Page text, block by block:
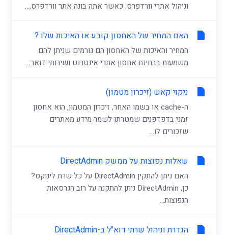
וניהול אתרי וורדפרס. כאשר אתה בונה אתר וורדפרס,...
האם המחיר של האחסון קובע או האיכות שלו ?
המחיר והאיכות של האחסון הם גורמים שניתן להם
משמעות בבחינת אחסון אתרי אינטרנט ושירותי דואר...
ניקוי קאש (זיכרון מטמון)
ה-cache או בשמו האחר, זיכרון המטמון, הוא אחסון
זמני בדפדפנים שמטרתו לשמר מידע מאתרים
שזכורים לו...
שאלות נפוצות על ממשק DirectAdmin
האם ניתן להתקין DirectAdmin על כל שרת לינוקס?
כן, DirectAdmin ניתן להתקנה על רוב הגרסאות
הנפוצות...
הגדרת וניהול שרתי דוא"ל ב-DirectAdmin